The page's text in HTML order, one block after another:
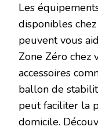
Les
disponibles chez
peuvent vous
Zone Zéro chez
accessoires
ballon de
peut faciliter la
domicile.